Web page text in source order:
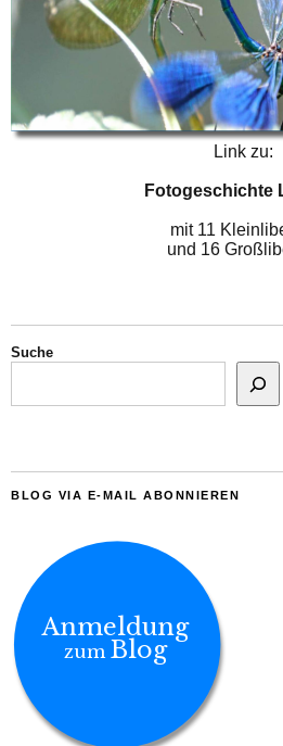
Link zu:
Fotogeschichte
mit 11
und 16
Suche
BLOG VIA E-MAIL ABONNIEREN
Anmeldung
zum Blog